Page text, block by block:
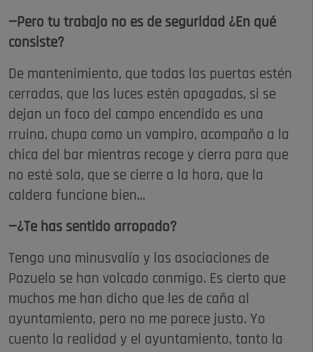
—Pero tu trabajo no es de seguridad ¿En qué
consiste?
De mantenimiento, que todas las puertas estén
cerradas, que las luces estén apagadas, si se
dejan un foco del campo encendido es una
rruina, chupa como un vampiro, acompaño a la
chica del bar mientras recoge y cierra para que
no esté sola, que se cierre a la hora, que la
caldera funcione bien...
—¿Te has sentido arropado?
Tengo una minusvalía y las asociaciones de
Pozuelo se han volcado conmigo. Es cierto que
muchos me han dicho que les de caña al
ayuntamiento, pero no me parece justo. Yo
cuento la realidad y el ayuntamiento, tanto la